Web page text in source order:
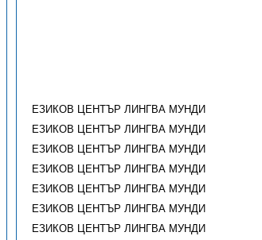
ЕЗИКОВ ЦЕНТЪР ЛИНГВА МУНДИ
ЕЗИКОВ ЦЕНТЪР ЛИНГВА МУНДИ
ЕЗИКОВ ЦЕНТЪР ЛИНГВА МУНДИ
ЕЗИКОВ ЦЕНТЪР ЛИНГВА МУНДИ
ЕЗИКОВ ЦЕНТЪР ЛИНГВА МУНДИ
ЕЗИКОВ ЦЕНТЪР ЛИНГВА МУНДИ
ЕЗИКОВ ЦЕНТЪР ЛИНГВА МУНДИ